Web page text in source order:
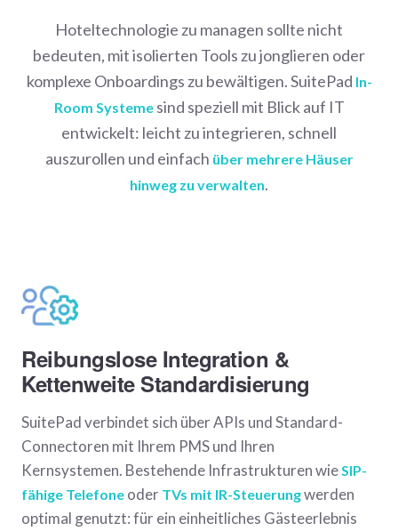
Hoteltechnologie zu managen sollte nicht
bedeuten, mit isolierten Tools zu jonglieren oder
komplexe Onboardings zu bewältigen. SuitePad In-
Room Systemesind speziell mit Blick auf IT
entwickelt: leicht zu integrieren, schnell
auszurollen und einfach über mehrere Häuser
hinweg zu verwalten.
Reibungslose Integration &
Kettenweite Standardisierung
SuitePad verbindet sich über APIs und Standard-
Connectoren mit Ihrem PMS und Ihren
Kernsystemen. Bestehende Infrastrukturen wieSIP-
fähige Telefone oder TVs mit IR-Steuerungwerden
optimal genutzt: für ein einheitliches Gästeerlebnis